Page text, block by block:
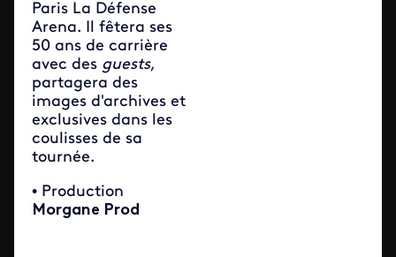
Paris La Défense
Arena. Il fêtera ses
50 ans de carrière
avec des guests,
partagera des
images d'archives et
exclusives dans les
coulisses de sa
tournée.
• Production
Morgane Prod